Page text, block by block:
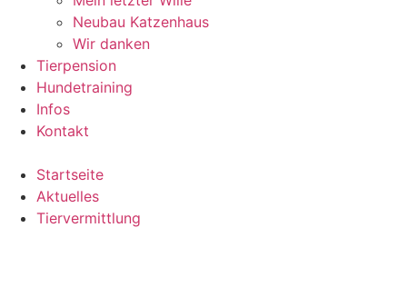
Neubau Katzenhaus
Wir danken
Tierpension
Hundetraining
Infos
Kontakt
Startseite
Aktuelles
Tiervermittlung